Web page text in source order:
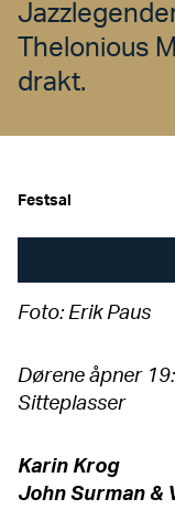
Thelonious
drakt.
Festsal
Foto: Erik Paus
Dørene åpner
Sitteplasser
Karin Krog
John Surman &